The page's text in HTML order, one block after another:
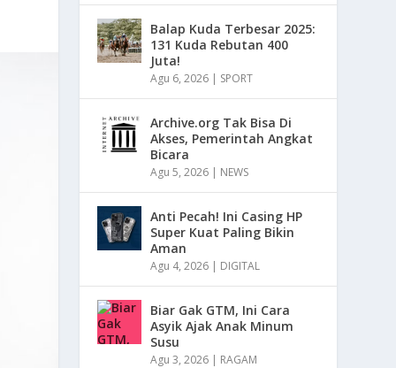
Balap Kuda Terbesar 2025:
131 Kuda Rebutan 400
Juta!
Agu 6, 2026 | SPORT
Archive.org Tak Bisa Di
Akses, Pemerintah Angkat
Bicara
Agu 5, 2026 | NEWS
Anti Pecah! Ini Casing HP
Super Kuat Paling Bikin
Aman
Agu 4, 2026 | DIGITAL
Biar Gak GTM, Ini Cara
Asyik Ajak Anak Minum
Susu
Agu 3, 2026 | RAGAM